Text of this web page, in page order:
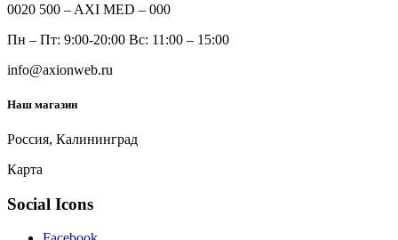
0020 500 – AXI MED – 000
Пн – Пт: 9:00-20:00 Вс: 11:00 – 15:00
info@axionweb.ru
Наш магазин
Россия, Калининград
Карта
Social Icons